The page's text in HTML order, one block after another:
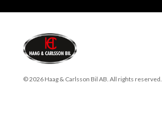
© 2026 Haag & Carlsson Bil AB. All rights reserved.